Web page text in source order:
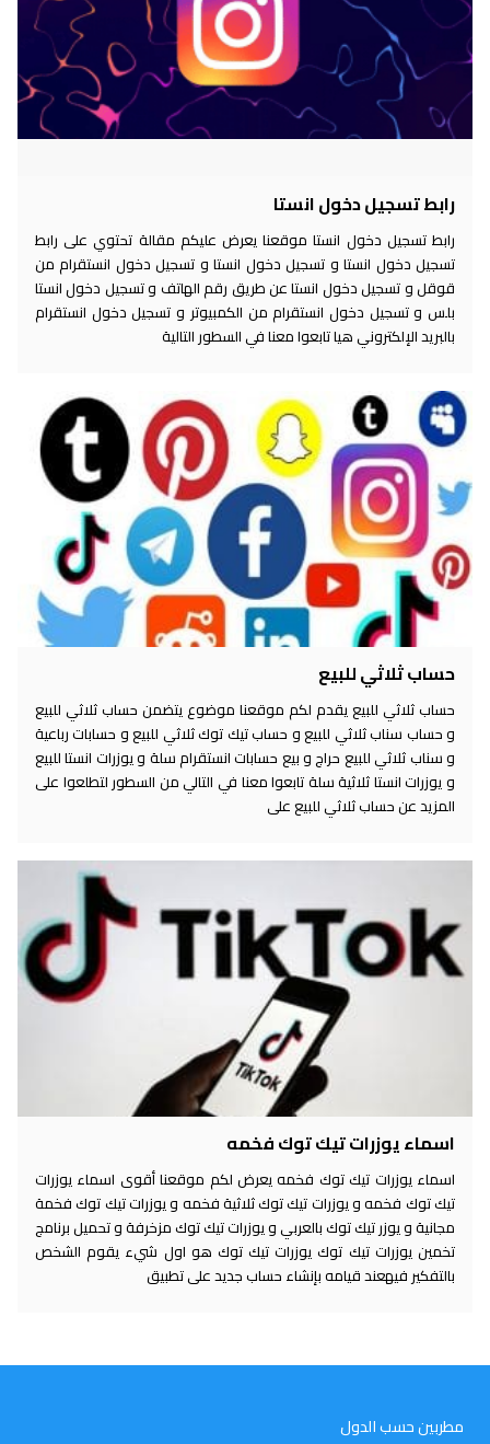
رابط تسجيل دخول انستا
رابط تسجيل دخول انستا موقعنا يعرض عليكم مقالة تحتوي على رابط
تسجيل دخول انستا و تسجيل دخول انستا و تسجيل دخول انستقرام من
قوقل و تسجيل دخول انستا عن طريق رقم الهاتف و تسجيل دخول انستا
بلس و تسجيل دخول انستقرام من الكمبيوتر و تسجيل دخول انستقرام
بالبريد الإلكتروني هيا تابعوا معنا في السطور التالية
حساب ثلاثي للبيع
حساب ثلاثي للبيع يقدم لكم موقعنا موضوع يتضمن حساب ثلاثي للبيع
و حساب سناب ثلاثي للبيع و حساب تيك توك ثلاثي للبيع و حسابات رباعية
و سناب ثلاثي للبيع حراج و بيع حسابات انستقرام سلة و يوزرات انستا للبيع
و يوزرات انستا ثلاثية سلة تابعوا معنا في التالي من السطور لتطلعوا على
المزيد عن حساب ثلاثي للبيع على
اسماء يوزرات تيك توك فخمه
اسماء يوزرات تيك توك فخمه يعرض لكم موقعنا أقوى اسماء يوزرات
تيك توك فخمه و يوزرات تيك توك ثلاثية فخمه و يوزرات تيك توك فخمة
مجانية و يوزر تيك توك بالعربي و يوزرات تيك توك مزخرفة و تحميل برنامج
تخمين يوزرات تيك توك يوزرات تيك توك هو اول شيء يقوم الشخص
بالتفكير فيهعند قيامه بإنشاء حساب جديد على تطبيق
مطربين حسب الدول